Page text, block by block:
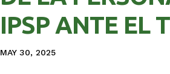
IPSP ANTE EL
MAY 30, 2025